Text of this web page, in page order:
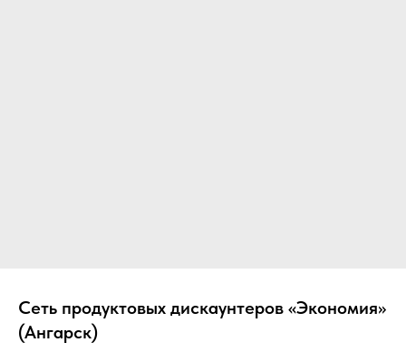
Сеть продуктовых дискаунтеров «Экономия»
(Ангарск)